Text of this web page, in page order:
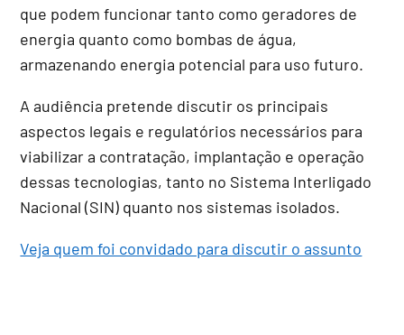
que podem funcionar tanto como geradores de
energia quanto como bombas de água,
armazenando energia potencial para uso futuro.
A audiência pretende discutir os principais
aspectos legais e regulatórios necessários para
viabilizar a contratação, implantação e operação
dessas tecnologias, tanto no Sistema Interligado
Nacional (SIN) quanto nos sistemas isolados.
Veja quem foi convidado para discutir o assunto